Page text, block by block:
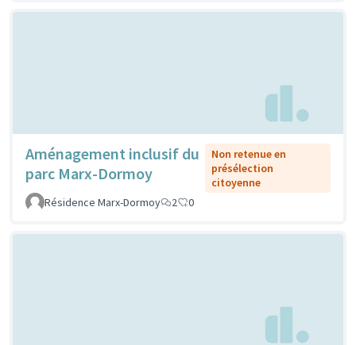
Aménagement inclusif du
parc Marx-Dormoy
Non retenue en
présélection
citoyenne
Résidence Marx-Dormoy
2 0